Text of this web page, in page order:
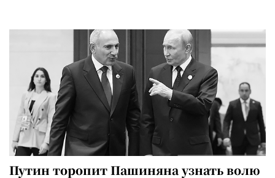
Путин торопит Пашиняна узнать волю